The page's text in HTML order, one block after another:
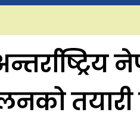
तयारी